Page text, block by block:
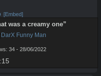
[Embed]
was a creamy one”
DarX Funny Man
34 - 28/06/2022